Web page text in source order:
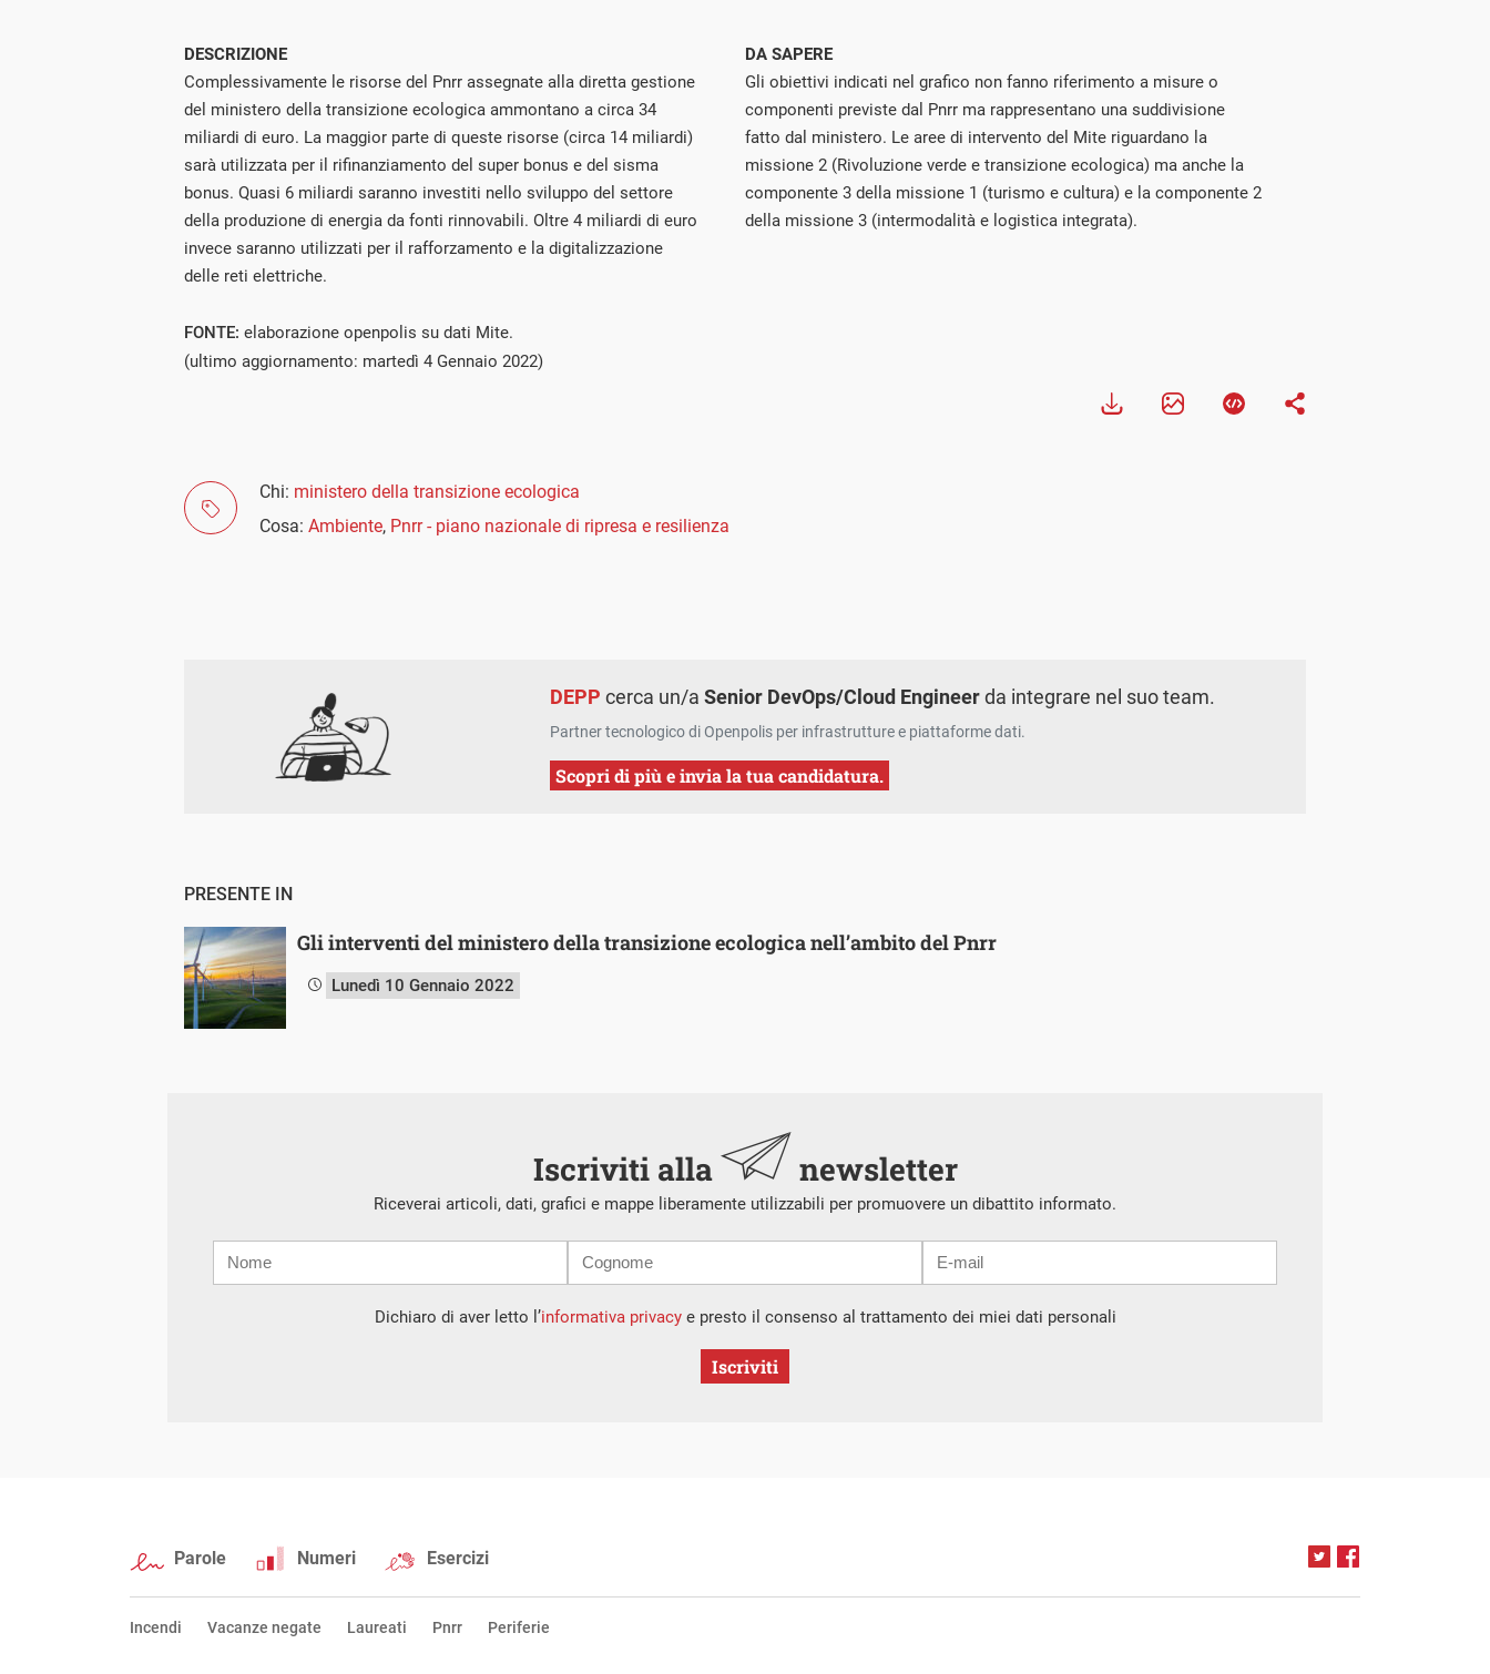
DESCRIZIONE
Complessivamente le risorse del Pnrr assegnate alla diretta gestione
del ministero della transizione ecologica ammontano a circa 34
miliardi di euro. La maggior parte di queste risorse (circa 14 miliardi)
sarà utilizzata per il rifinanziamento del super bonus e del sisma
bonus. Quasi 6 miliardi saranno investiti nello sviluppo del settore
della produzione di energia da fonti rinnovabili. Oltre 4 miliardi di euro
invece saranno utilizzati per il rafforzamento e la digitalizzazione
delle reti elettriche.
DA SAPERE
Gli obiettivi indicati nel grafico non fanno riferimento a misure o
componenti previste dal Pnrr ma rappresentano una suddivisione
fatto dal ministero. Le aree di intervento del Mite riguardano la
missione 2 (Rivoluzione verde e transizione ecologica) ma anche la
componente 3 della missione 1 (turismo e cultura) e la componente 2
della missione 3 (intermodalità e logistica integrata).
FONTE: elaborazione openpolis su dati Mite.
(ultimo aggiornamento: martedì 4 Gennaio 2022)
Chi: ministero della transizione ecologica
Cosa: Ambiente, Pnrr - piano nazionale di ripresa e resilienza
DEPP cerca un/aSenior DevOps/Cloud Engineerda integrare nel suo team.
Partner tecnologico di Openpolis per infrastrutture e piattaforme dati.
Scopri di più e invia la tua candidatura.
PRESENTE IN
Gli interventi del ministero della transizione ecologica nell’ambito del Pnrr
Lunedì 10 Gennaio 2022
Iscriviti alla newsletter
Riceverai articoli, dati, grafici e mappe liberamente utilizzabili per promuovere un dibattito informato.
mail
Dichiaro di aver letto l’informativa privacye presto il consenso al trattamento dei miei dati personali
Iscriviti
Parole Numeri Esercizi
Incendi Vacanze negate Laureati Pnrr Periferie